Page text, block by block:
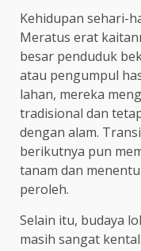
Kehidupan sehari-
Meratus erat
besar penduduk
atau pengumpul
lahan, mereka
tradisional dan
dengan alam.
berikutnya pun
tanam dan
peroleh.
Selain itu, budaya
masih sangat